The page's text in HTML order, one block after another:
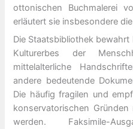
ottonischen Buchmalerei
erläutert sie insbesondere
Die Staatsbibliothek
Kulturerbes der
mittelalterliche
andere bedeutende
Die häufig fragilen und
konservatorischen
werden. Faksimile-